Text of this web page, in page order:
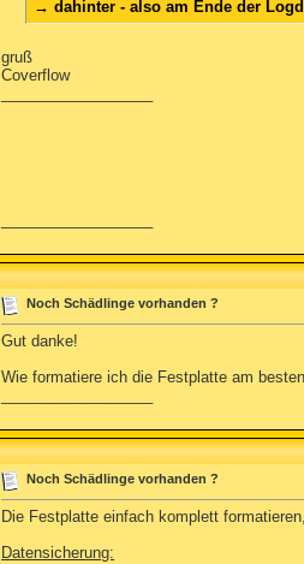
→ dahinter - also am Ende der
gruß
Coverflow
Noch Schädlinge vorhanden ?
Gut danke!
Wie formatiere ich die Festplatte am
Noch Schädlinge vorhanden ?
Die Festplatte einfach komplett
Datensicherung: